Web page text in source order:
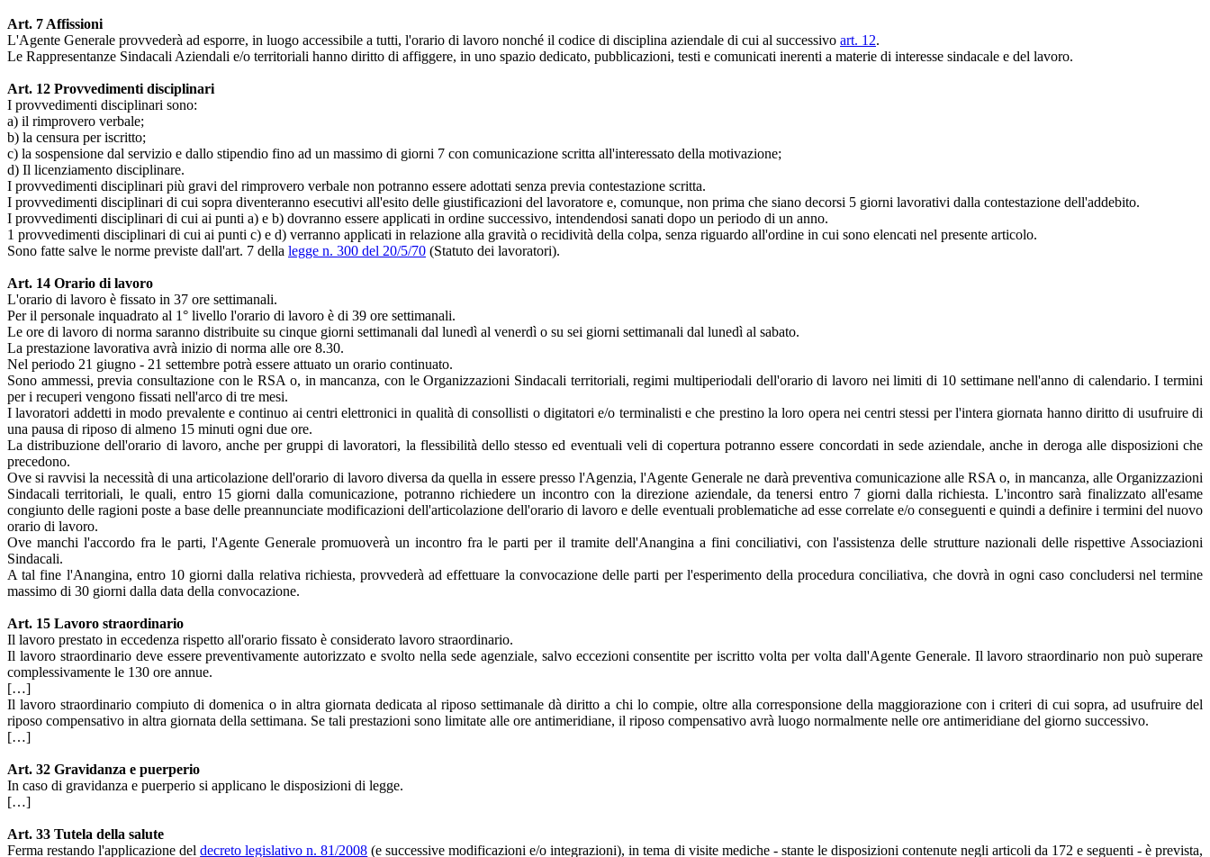
Art. 7 Affissioni
L'Agente Generale provvederà ad esporre, in luogo accessibile a tutti, l'orario di lavoro nonché il codice di disciplina aziendale di cui al successivo art. 12.
Le Rappresentanze Sindacali Aziendali e/o territoriali hanno diritto di affiggere, in uno spazio dedicato, pubblicazioni, testi e comunicati inerenti a materie di interesse sindacale e del lavoro.
Art. 12 Provvedimenti disciplinari
I provvedimenti disciplinari sono:
a) il rimprovero verbale;
b) la censura per iscritto;
c) la sospensione dal servizio e dallo stipendio fino ad un massimo di giorni 7 con comunicazione scritta all'interessato della motivazione;
d) Il licenziamento disciplinare.
I provvedimenti disciplinari più gravi del rimprovero verbale non potranno essere adottati senza previa contestazione scritta.
I provvedimenti disciplinari di cui sopra diventeranno esecutivi all'esito delle giustificazioni del lavoratore e, comunque, non prima che siano decorsi 5 giorni lavorativi dalla contestazione dell'addebito.
I provvedimenti disciplinari di cui ai punti a) e b) dovranno essere applicati in ordine successivo, intendendosi sanati dopo un periodo di un anno.
1 provvedimenti disciplinari di cui ai punti c) e d) verranno applicati in relazione alla gravità o recidività della colpa, senza riguardo all'ordine in cui sono elencati nel presente articolo.
Sono fatte salve le norme previste dall'art. 7 della legge n. 300 del 20/5/70 (Statuto dei lavoratori).
Art. 14 Orario di lavoro
L'orario di lavoro è fissato in 37 ore settimanali.
Per il personale inquadrato al 1° livello l'orario di lavoro è di 39 ore settimanali.
Le ore di lavoro di norma saranno distribuite su cinque giorni settimanali dal lunedì al venerdì o su sei giorni settimanali dal lunedì al sabato.
La prestazione lavorativa avrà inizio di norma alle ore 8.30.
Nel periodo 21 giugno - 21 settembre potrà essere attuato un orario continuato.
Sono ammessi, previa consultazione con le RSA o, in mancanza, con le Organizzazioni Sindacali territoriali, regimi multiperiodali dell'orario di lavoro nei limiti di 10 settimane nell'anno di calendario. I termini
per i recuperi vengono fissati nell'arco di tre mesi.
I lavoratori addetti in modo prevalente e continuo ai centri elettronici in qualità di consollisti o digitatori e/o terminalisti e che prestino la loro opera nei centri stessi per l'intera giornata hanno diritto di usufruire di
una pausa di riposo di almeno 15 minuti ogni due ore.
La distribuzione dell'orario di lavoro, anche per gruppi di lavoratori, la flessibilità dello stesso ed eventuali veli di copertura potranno essere concordati in sede aziendale, anche in deroga alle disposizioni che
precedono.
Ove si ravvisi la necessità di una articolazione dell'orario di lavoro diversa da quella in essere presso l'Agenzia, l'Agente Generale ne darà preventiva comunicazione alle RSA o, in mancanza, alle Organizzazioni
Sindacali territoriali, le quali, entro 15 giorni dalla comunicazione, potranno richiedere un incontro con la direzione aziendale, da tenersi entro 7 giorni dalla richiesta. L'incontro sarà finalizzato all'esame
congiunto delle ragioni poste a base delle preannunciate modificazioni dell'articolazione dell'orario di lavoro e delle eventuali problematiche ad esse correlate e/o conseguenti e quindi a definire i termini del nuovo
orario di lavoro.
Ove manchi l'accordo fra le parti, l'Agente Generale promuoverà un incontro fra le parti per il tramite dell'Anangina a fini conciliativi, con l'assistenza delle strutture nazionali delle rispettive Associazioni
Sindacali.
A tal fine l'Anangina, entro 10 giorni dalla relativa richiesta, provvederà ad effettuare la convocazione delle parti per l'esperimento della procedura conciliativa, che dovrà in ogni caso concludersi nel termine
massimo di 30 giorni dalla data della convocazione.
Art. 15 Lavoro straordinario
Il lavoro prestato in eccedenza rispetto all'orario fissato è considerato lavoro straordinario.
Il lavoro straordinario deve essere preventivamente autorizzato e svolto nella sede agenziale, salvo eccezioni consentite per iscritto volta per volta dall'Agente Generale. Il lavoro straordinario non può superare
complessivamente le 130 ore annue.
[…]
Il lavoro straordinario compiuto di domenica o in altra giornata dedicata al riposo settimanale dà diritto a chi lo compie, oltre alla corresponsione della maggiorazione con i criteri di cui sopra, ad usufruire del
riposo compensativo in altra giornata della settimana. Se tali prestazioni sono limitate alle ore antimeridiane, il riposo compensativo avrà luogo normalmente nelle ore antimeridiane del giorno successivo.
[…]
Art. 32 Gravidanza e puerperio
In caso di gravidanza e puerperio si applicano le disposizioni di legge.
[…]
Art. 33 Tutela della salute
Ferma restando l'applicazione deldecreto legislativo n. 81/2008 (e successive modificazioni e/o integrazioni), in tema di visite mediche - stante le disposizioni contenute negli articoli da 172 e seguenti - è prevista,